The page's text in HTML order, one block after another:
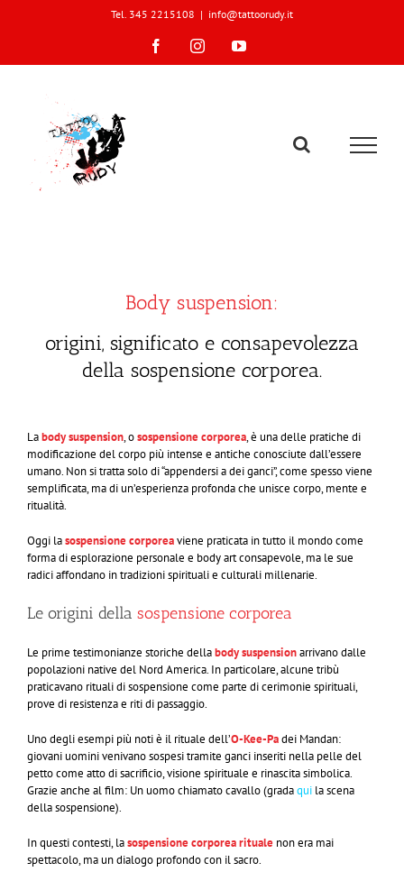
Tel. 345 2215108 | info@tattoorudy.it
FacebookInstagramYouTube
Body suspension:
origini, significato e consapevolezza
della sospensione corporea.
Labody suspension, osospensione corporea, è una delle pratiche di
modificazione del corpo più intense e antiche conosciute dall’essere
umano. Non si tratta solo di “appendersi a dei ganci”, come spesso viene
semplificata, ma di un’esperienza profonda che unisce corpo, mente e
ritualità.
Oggi lasospensione corporeaviene praticata in tutto il mondo come
forma di esplorazione personale e body art consapevole, ma le sue
radici affondano in tradizioni spirituali e culturali millenarie.
Le origini della sospensione corporea
Le prime testimonianze storiche dellabody suspensionarrivano dalle
popolazioni native del Nord America. In particolare, alcune tribù
praticavano rituali di sospensione come parte di cerimonie spirituali,
prove di resistenza e riti di passaggio.
Uno degli esempi più noti è il rituale dell’O-Kee-Padei Mandan:
giovani uomini venivano sospesi tramite ganci inseriti nella pelle del
petto come atto di sacrificio, visione spirituale e rinascita simbolica.
Grazie anche al film: Un uomo chiamato cavallo (gradaquila scena
della sospensione).
In questi contesti, lasospensione corporea ritualenon era mai
spettacolo, ma un dialogo profondo con il sacro.